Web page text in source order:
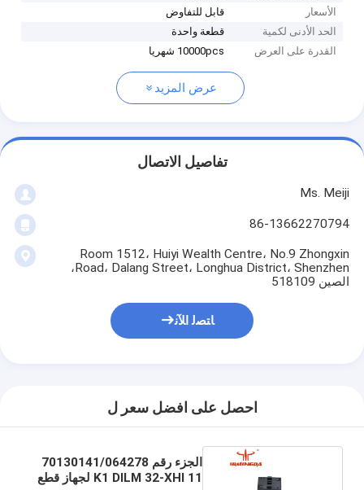
الأسعار
قابل للتفاوض
الحد الأدنى لكمية
قطعة واحدة
القدرة على العرض
10000pcs شهريا
عرض المزيد
تفاصيل الاتصال
Ms. Meiji
86-13662270794
Room 1512، Huiyi Wealth Centre، No.9 Zhongxin
Road، Dalang Street، Longhua District، Shenzhen،
الصين 518109
ﺎﺘﺼﻟ ﺍﻶﻧ
احصل على افضل سعر ل
الجزء رقم 70130141/064278
K1 DILM 32-XHI 11 لجهاز قطع